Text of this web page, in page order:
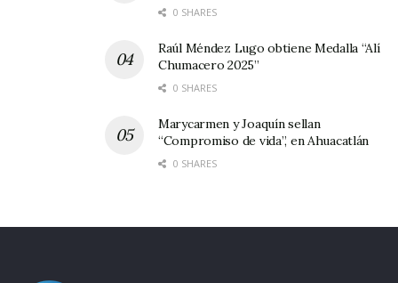
0 SHARES
Raúl Méndez Lugo obtiene Medalla “Alí
Chumacero 2025”
0 SHARES
Marycarmen y Joaquín sellan
“Compromiso de vida”, en Ahuacatlán
0 SHARES